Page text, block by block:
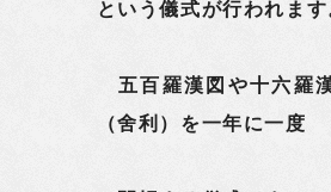
という儀式が行われます
五百羅漢図や十六羅
（舍利）を一年に一度